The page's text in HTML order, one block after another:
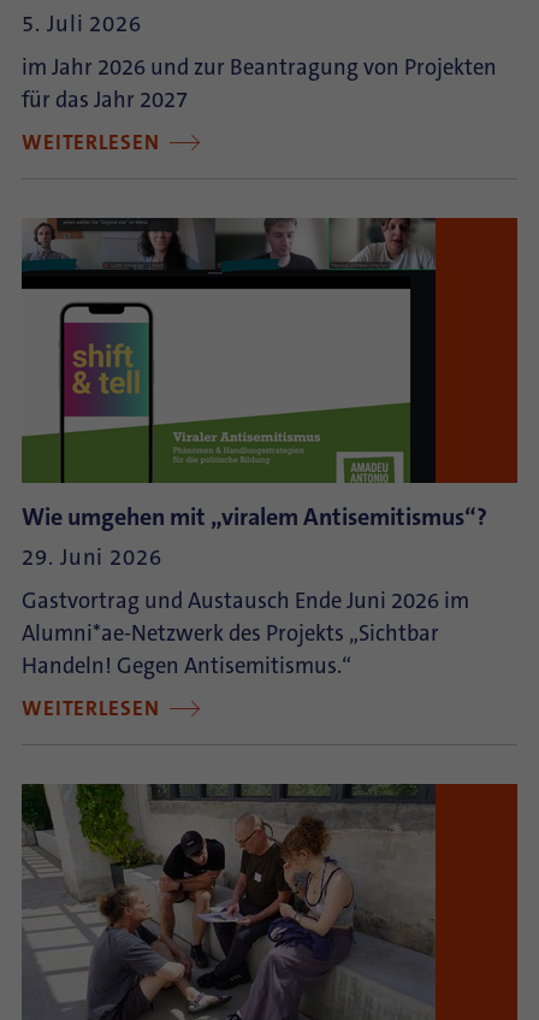
5. Juli 2026
im Jahr 2026 und zur Beantragung von Projekten
für das Jahr 2027
WEITERLESEN
Wie umgehen mit „viralem Antisemitismus“?
29. Juni 2026
Gastvortrag und Austausch Ende Juni 2026 im
Alumni*ae-Netzwerk des Projekts „Sichtbar
Handeln! Gegen Antisemitismus.“
WEITERLESEN